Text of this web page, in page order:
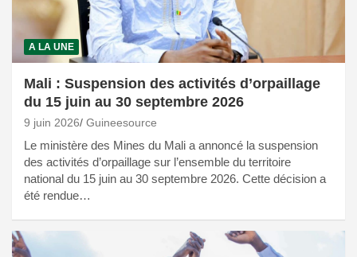
A LA UNE
Mali : Suspension des activités d’orpaillage
du 15 juin au 30 septembre 2026
9 juin 2026 Guineesource
Le ministère des Mines du Mali a annoncé la suspension
des activités d’orpaillage sur l’ensemble du territoire
national du 15 juin au 30 septembre 2026. Cette décision a
été rendue…